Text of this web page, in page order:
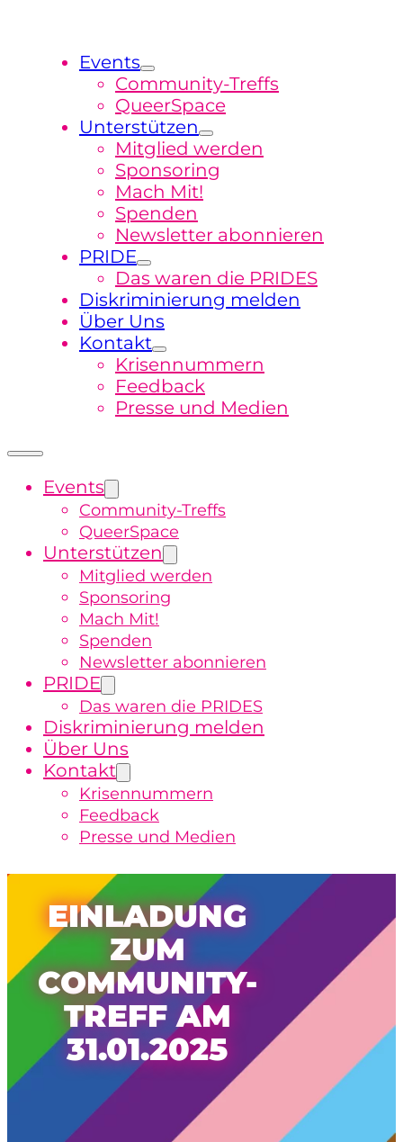
Events
Community-Treffs
QueerSpace
Unterstützen
Mitglied werden
Sponsoring
Mach Mit!
Spenden
Newsletter abonnieren
PRIDE
Das waren die PRIDES
Diskriminierung melden
Über Uns
Kontakt
Krisennummern
Feedback
Presse und Medien
Events
Community-Treffs
QueerSpace
Unterstützen
Mitglied werden
Sponsoring
Mach Mit!
Spenden
Newsletter abonnieren
PRIDE
Das waren die PRIDES
Diskriminierung melden
Über Uns
Kontakt
Krisennummern
Feedback
Presse und Medien
EINLADUNG
ZUM
COMMUNITY-
TREFF AM
31.01.2025